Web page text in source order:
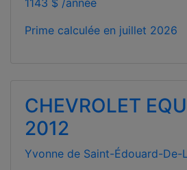
Prime calculée en juillet 2026
CHEVROLET
2012
Yvonne de Saint-Édouard-De-